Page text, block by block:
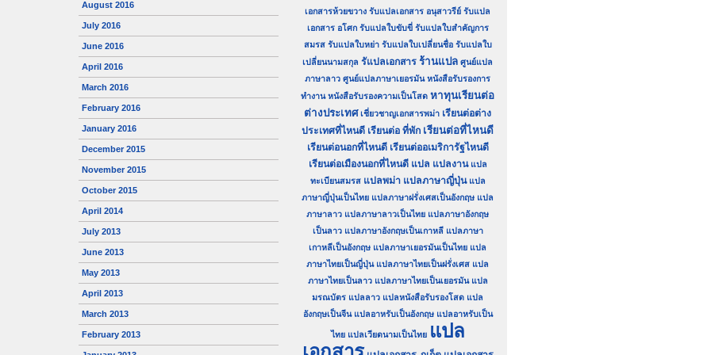
August 2016
July 2016
June 2016
April 2016
March 2016
February 2016
January 2016
December 2015
November 2015
October 2015
April 2014
July 2013
June 2013
May 2013
April 2013
March 2013
February 2013
เอกสารห้วยขวาง รับแปลเอกสาร อนุสาวรีย์ รับแปล
เอกสาร อโศก รับแปลใบขับขี่ รับแปลใบสำคัญการ
สมรส รับแปลใบหย่า รับแปลใบเปลี่ยนชื่อ รับแปลใบ
เปลี่ยนนามสกุล รัแปลเอกสาร ร้านแปล ศูนย์แปล
ภาษาลาว ศูนย์แปลภาษาเยอรมัน หนังสือรับรองการ
ทำงาน หนังสือรับรองความเป็นโสด หาทุนเรียนต่อ
ต่างประเทศ เชี่ยวชาญเอกสารพม่า เรียนต่อต่าง
ประเทศที่ไหนดี เรียนต่อ ที่พัก เรียนต่อที่ไหนดี
เรียนต่อนอกที่ไหนดี เรียนต่ออเมริการัฐไหนดี
เรียนต่อเมืองนอกที่ไหนดี แปล แปลงาน แปล
ทะเบียนสมรส แปลพม่า แปลภาษาญี่ปุ่น แปล
ภาษาญี่ปุ่นเป็นไทย แปลภาษาฝรั่งเศสเป็นอังกฤษ แปล
ภาษาลาว แปลภาษาลาวเป็นไทย แปลภาษาอังกฤษ
เป็นลาว แปลภาษาอังกฤษเป็นเกาหลี แปลภาษา
เกาหลีเป็นอังกฤษ แปลภาษาเยอรมันเป็นไทย แปล
ภาษาไทยเป็นญี่ปุ่น แปลภาษาไทยเป็นฝรั่งเศส แปล
ภาษาไทยเป็นลาว แปลภาษาไทยเป็นเยอรมัน แปล
มรณบัตร แปลลาว แปลหนังสือรับรองโสด แปล
อังกฤษเป็นจีน แปลอาหรับเป็นอังกฤษ แปลอาหรับเป็น
ไทย แปลเวียดนามเป็นไทย แปล